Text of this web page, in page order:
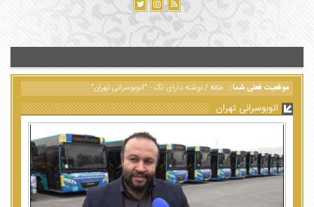
موقعیت فعلی شما : خانه/نوشته دارای تگ : "اتوبوسرانی تهران"
اتوبوسرانی تهران